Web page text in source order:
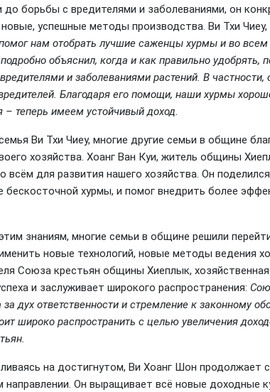
до борьбы с вредителями и заболеваниями, он
новые, успешные методы производства. Ви Тхи
нам отобрать лучшие саженцы хурмы и во
объяснил, когда и как правильно удобрять,
и заболеваниями растений. В частности,
Благодаря его помощи, наши хурмы
теперь имеем устойчивый доход.
Ви Тхи Чиеу, многие другие семьи в общине
хозяйства. Хоанг Ван Куи, житель общины
всём для развития нашего хозяйства. Он
бескосточной хурмы, и помог внедрить более
знаниям, многие семьи в общине решили
новые технологий, новые методы ведения
Союза крестьян общины Хиеплык,
и заслуживает широкого распространения:
дух ответственности и стремление к законному
широко распространить с целью увеличения
на достигнутом, Ви Хоанг Шон продолжает
направлении. Он выращивает всё новые доходные